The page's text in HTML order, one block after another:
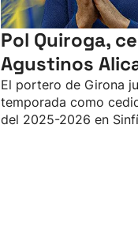
Pol Quiroga,
Agustinos
El portero de Girona
temporada como
del 2025-2026 en